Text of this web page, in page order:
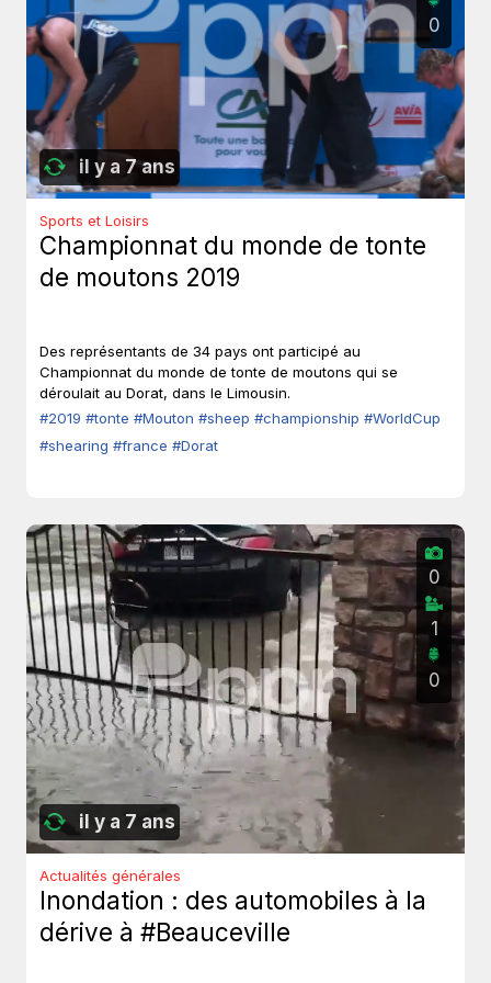
il y a 7 ans
0
Sports et Loisirs
Championnat du monde de tonte
de moutons 2019
Des représentants de 34 pays ont participé au
Championnat du monde de tonte de moutons qui se
déroulait au Dorat, dans le Limousin.
#2019 #tonte #Mouton #sheep #championship #WorldCup
#shearing #france #Dorat
il y a 7 ans
0
1
0
Actualités générales
Inondation : des automobiles à la
dérive à #Beauceville